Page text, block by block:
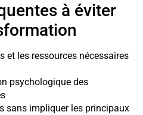
à éviter
et les ressources nécessaires
psychologique des
sans impliquer les principaux